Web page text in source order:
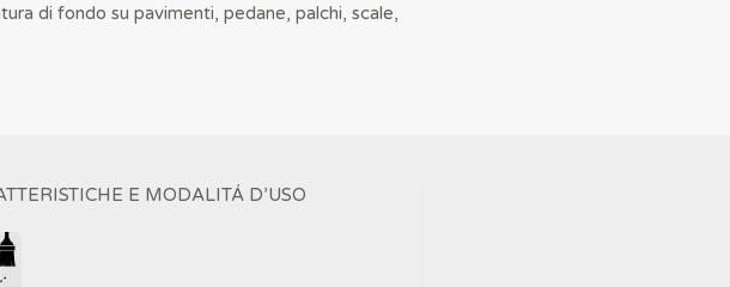
di fondo su pavimenti, pedane, palchi, scale,
E MODALITÁ D’USO